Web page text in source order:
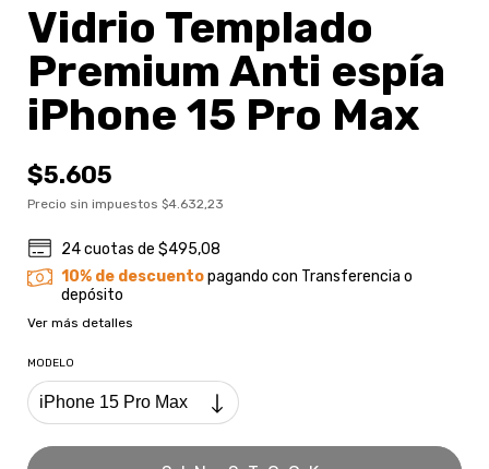
Vidrio Templado
Premium Anti espía
iPhone 15 Pro Max
$5.605
Precio sin impuestos $4.632,23
24cuotas de$495,08
10% de descuentopagando con Transferencia o
depósito
Ver más detalles
MODELO